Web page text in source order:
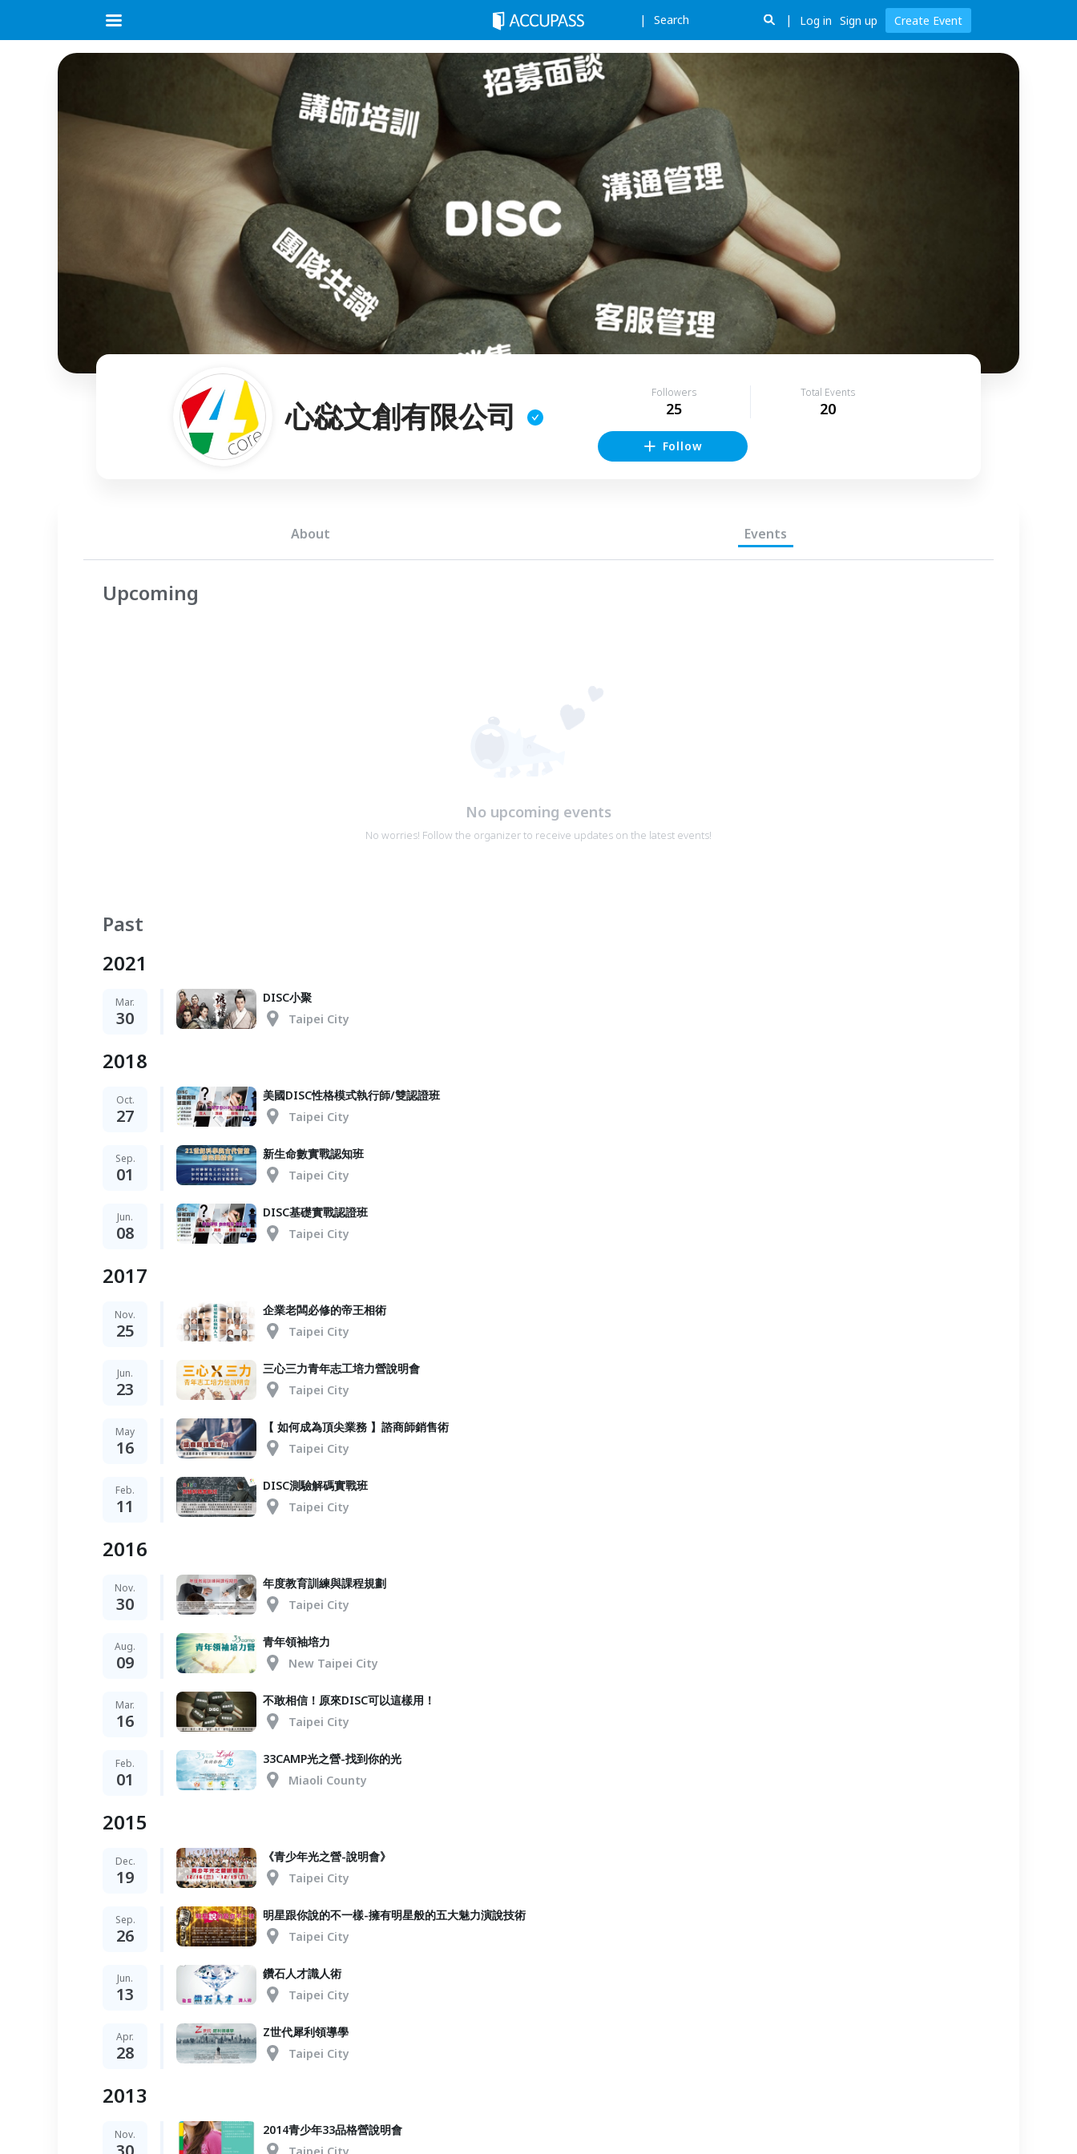
Search Log in Sign up Create Event
心惢文創有限公司
Followers
25
Total Events
20
Follow
About Events
Upcoming
No upcoming events
No worries! Follow the organizer to receive updates on the latest events!
Past
2021
Mar.
30
DISC小聚
Taipei City
2018
Oct.
27
美國DISC性格模式執行師/雙認證班
Taipei City
Sep.
01
新生命數實戰認知班
Taipei City
Jun.
08
DISC基礎實戰認證班
Taipei City
2017
Nov.
25
企業老闆必修的帝王相術
Taipei City
Jun.
23
三心三力青年志工培力營說明會
Taipei City
May
16
【 如何成為頂尖業務 】諮商師銷售術
Taipei City
Feb.
11
DISC測驗解碼實戰班
Taipei City
2016
Nov.
30
年度教育訓練與課程規劃
Taipei City
Aug.
09
青年領袖培力
New Taipei City
Mar.
16
不敢相信！原來DISC可以這樣用！
Taipei City
Feb.
01
33CAMP光之營-找到你的光
Miaoli County
2015
Dec.
19
​《青少年光之營-說明會》
Taipei City
Sep.
26
明星跟你說的不一樣-​擁有明星般的五大魅力演說技術
Taipei City
Jun.
13
鑽石人才識人術
Taipei City
Apr.
28
Z世代犀利領導學
Taipei City
2013
Nov.
2014青少年33品格營說明會
Taipei City